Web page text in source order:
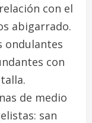
con el
abigarrado.
ondulantes
con
de medio
san